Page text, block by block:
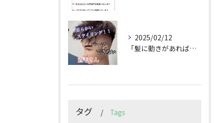
2025/02/12
「髪に動きがあれば印象は変わる！」
タグ Tags